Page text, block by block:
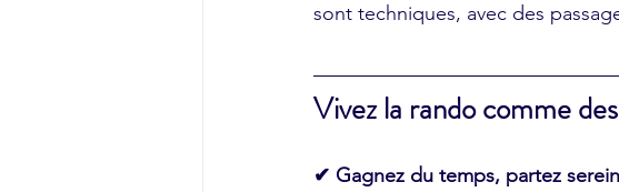
sont techniques, avec des
Vivez la rando comme
✔ Gagnez du temps, partez